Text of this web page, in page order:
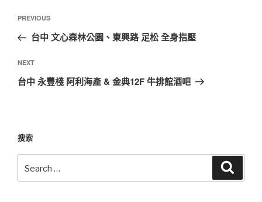
PREVIOUS
台中 文心森林公園、東興路 足松 全身指壓
NEXT
台中 永豐棧 阿利海產 & 金典12F 牛排館酒吧
搜索